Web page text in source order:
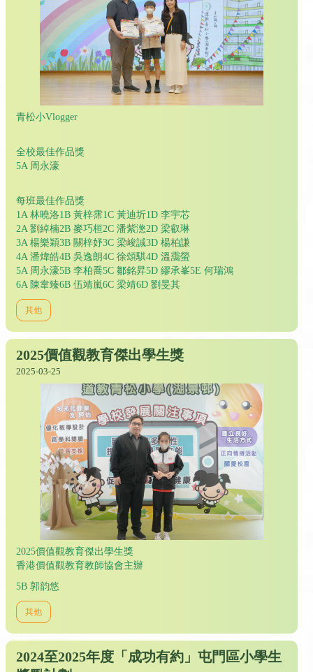
青松小Vlogger
全校最佳作品獎
5A 周永濠
每班最佳作品獎
1A 林曉洛1B 黃梓霈1C 黃迪圻1D 李宇芯
2A 劉綽楠2B 麥巧桓2C 潘紫滺2D 梁叡琳
3A 楊樂穎3B 關梓妤3C 梁峻誠3D 楊柏謙
4A 潘煒皓4B 吳逸朗4C 徐頌騏4D 溫靄螢
5A 周永濠5B 李柏喬5C 鄒銘昇5D 繆承峯5E 何瑞鴻
6A 陳韋臻6B 伍靖嵐6C 梁靖6D 劉旻其
其他
2025價值觀教育傑出學生獎
2025-03-25
2025價值觀教育傑出學生獎
香港價值觀教育教師協會主辦
5B 郭韵悠
其他
2024至2025年度「成功有約」屯門區小學生